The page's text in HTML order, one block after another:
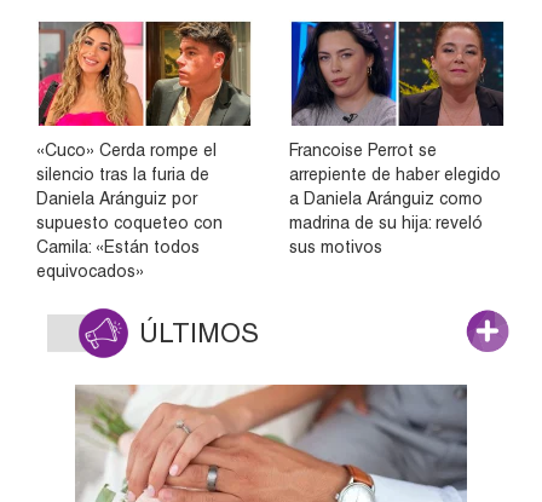
«Cuco» Cerda rompe el
silencio tras la furia de
Daniela Aránguiz por
supuesto coqueteo con
Camila: «Están todos
equivocados»
Francoise Perrot se
arrepiente de haber elegido
a Daniela Aránguiz como
madrina de su hija: reveló
sus motivos
ÚLTIMOS